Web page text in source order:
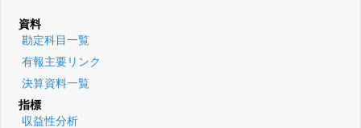
資料
勘定科目一覧
有報主要リンク
決算資料一覧
指標
収益性分析